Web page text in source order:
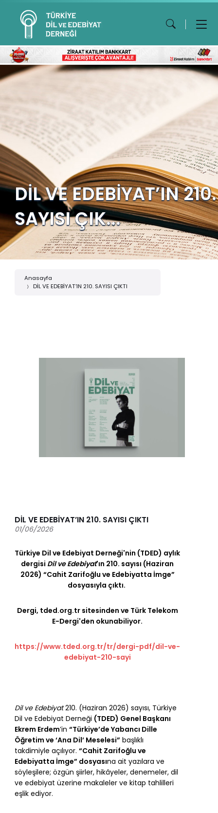
DİL VE EDEBİYAT’IN 210.
SAYISI ÇIK...
Anasayfa
DİL VE EDEBİYAT’IN 210. SAYISI ÇIKTI
DİL VE EDEBİYAT’IN 210. SAYISI ÇIKTI
01/06/2026
Türkiye Dil ve Edebiyat Derneği'nin (TDED) aylık
dergisi Dil ve Edebiyat'ın 210. sayısı (Haziran
2026) “Cahit Zarifoğlu ve Edebiyatta İmge”
dosyasıyla çıktı.
Dergi, tded.org.tr sitesinden ve Türk Telekom
E-Dergi'den okunabiliyor.
https://www.tded.org.tr/tr/dergi-pdf/dil-ve-
edebiyat-210-sayi
Dil ve Edebiyat210. (Haziran 2026) sayısı, Türkiye
Dil ve Edebiyat Derneği (TDED) Genel Başkanı
Ekrem Erdem’in “Türkiye’de Yabancı Dille
Öğretim ve ‘Ana Dil’ Meselesi” başlıklı
takdimiyle açılıyor. “Cahit Zarifoğlu ve
Edebiyatta İmge” dosyasına ait yazılara ve
söyleşilere; özgün şiirler, hikâyeler, denemeler, dil
ve edebiyat üzerine makaleler ve kitap tahlilleri
eşlik ediyor.